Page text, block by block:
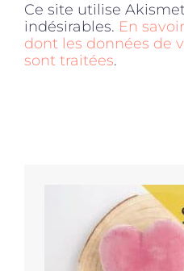
Ce site utilise
indésirables. En
dont les données de
sont traitées.